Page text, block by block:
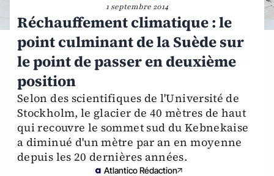
1 septembre 2014
Réchauffement climatique : le
point culminant de la Suède sur
le point de passer en deuxième
position
Selon des scientifiques de l'Université de
Stockholm, le glacier de 40 mètres de haut
qui recouvre le sommet sud du Kebnekaise
a diminué d'un mètre par an en moyenne
depuis les 20 dernières années.
Atlantico Rédaction